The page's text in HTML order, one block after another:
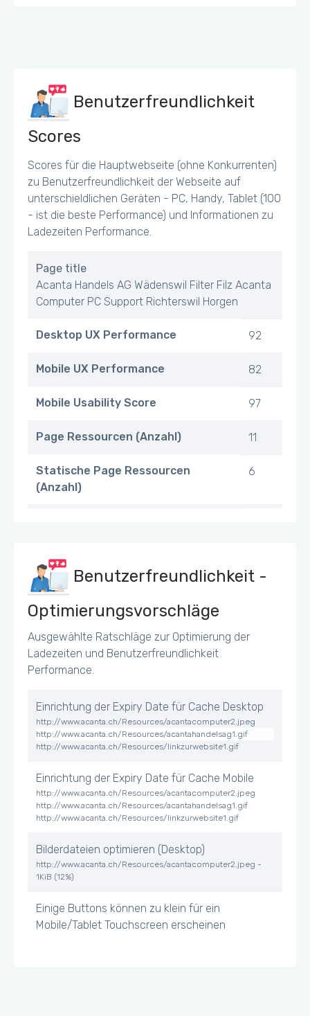
Benutzerfreundlichkeit
Scores
Scores für die Hauptwebseite (ohne Konkurrenten)
zu Benutzerfreundlichkeit der Webseite auf
unterschieldlichen Geräten - PC, Handy, Tablet (100
- ist die beste Performance) und Informationen zu
Ladezeiten Performance.
Page title
Acanta Handels AG Wädenswil Filter Filz Acanta
Computer PC Support Richterswil Horgen
Desktop UX Performance 92
Mobile UX Performance 82
Mobile Usability Score 97
Page Ressourcen (Anzahl) 11
Statische Page Ressourcen
(Anzahl)
6
Total Request
HTML Antwort (Belastung)
CSS Antwort (Belastung)
JS Antwort (Belastung)
47
Benutzerfreundlichkeit -
Optimierungsvorschläge
Ausgewählte Ratschläge zur Optimierung der
Ladezeiten und Benutzerfreundlichkeit
Performance.
Einrichtung der Expiry Date für Cache Desktop
http://www.acanta.ch/Resources/acantacomputer2.jpeg
http://www.acanta.ch/Resources/acantahandelsag1.gif
http://www.acanta.ch/Resources/linkzurwebsite1.gif
Einrichtung der Expiry Date für Cache Mobile
http://www.acanta.ch/Resources/acantacomputer2.jpeg
http://www.acanta.ch/Resources/acantahandelsag1.gif
http://www.acanta.ch/Resources/linkzurwebsite1.gif
Bilderdateien optimieren (Desktop)
http://www.acanta.ch/Resources/acantacomputer2.jpeg -
1KiB (12%)
Einige Buttons können zu klein für ein
Mobile/Tablet Touchscreen erscheinen